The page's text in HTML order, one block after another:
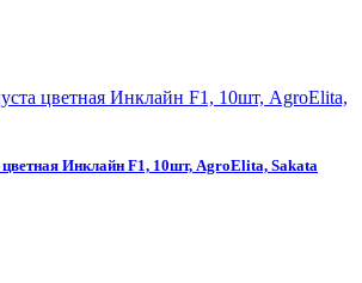
Инклайн F1, 10шт, AgroElita, Sakata